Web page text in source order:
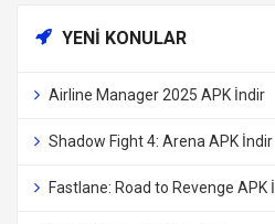
YENI KONULAR
Airline Manager 2025 APK İndir
Shadow Fight 4: Arena APK İndir
Fastlane: Road to Revenge APK